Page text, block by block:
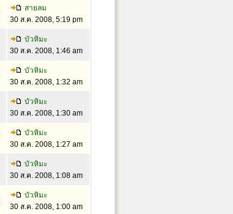
สายลม
30 ส.ค. 2008, 5:19 pm
บัวหิมะ
30 ส.ค. 2008, 1:46 am
บัวหิมะ
30 ส.ค. 2008, 1:32 am
บัวหิมะ
30 ส.ค. 2008, 1:30 am
บัวหิมะ
30 ส.ค. 2008, 1:27 am
บัวหิมะ
30 ส.ค. 2008, 1:08 am
บัวหิมะ
30 ส.ค. 2008, 1:00 am